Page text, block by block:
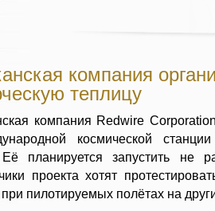
компания
теплицу
компания Redwire
космической
Её планируется запустить не
проекта хотят
пилотируемых полётах на